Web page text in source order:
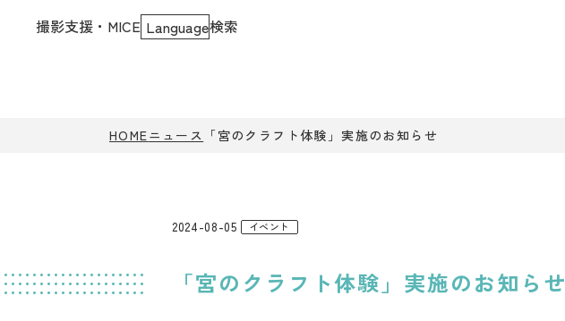
撮影支援・MICE Language検索
HOMEニュース 「宮のクラフト体験」実施のお知らせ
「宮のクラフト体験」実施のお知らせ
2024-08-05 イベント